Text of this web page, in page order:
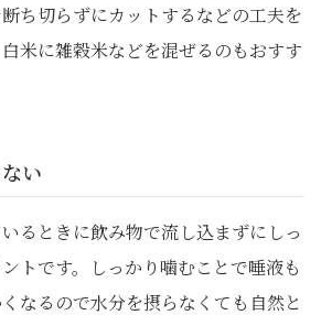
ち切らずにカットするなどの工夫を
米に雑穀米などを混ぜるのもおすす
い
るときに飲み物で流し込まずにしっ
トです。しっかり噛むことで唾液も
なるので水分を摂らなくても自然と